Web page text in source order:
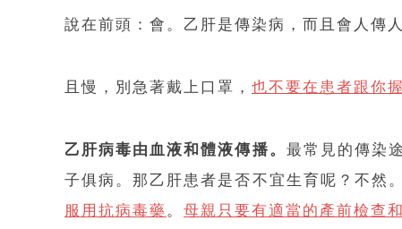
說在前頭：會。乙肝是傳染病，而且會人傳
且慢，別急著戴上口罩， 也不要在患者跟你
乙肝病毒由血液和體液傳播。 最常見的傳染
子俱病。那乙肝患者是否不宜生育呢？不然
服用抗病毒藥。 母親只要有適當的產前檢查